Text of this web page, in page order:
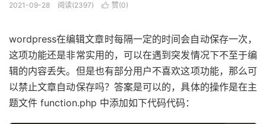
2021-09-28 阅读(2397)  赞(0)
wordpress在编辑文章时每隔一定的时间会自动保存一次，
这项功能还是非常实用的，可以在遇到突发情况下不至于编
辑的内容丢失。但是也有部分用户不喜欢这项功能，那么可
以禁止文章自动保存吗？答案是可以的，具体的操作是在主
题文件 function.php 中添加如下代码代码：